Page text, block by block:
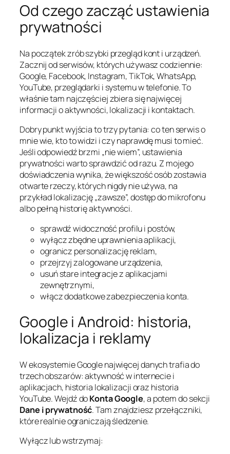
Od czego zacząć ustawienia
prywatności
Na początek zrób szybki przegląd kont i urządzeń.
Zacznij od serwisów, których używasz codziennie:
Google, Facebook, Instagram, TikTok, WhatsApp,
YouTube, przeglądarki i systemu w telefonie. To
właśnie tam najczęściej zbiera się najwięcej
informacji o aktywności, lokalizacji i kontaktach.
Dobry punkt wyjścia to trzy pytania: co ten serwis o
mnie wie, kto to widzi i czy naprawdę musi to mieć.
Jeśli odpowiedź brzmi „nie wiem”, ustawienia
prywatności warto sprawdzić od razu. Z mojego
doświadczenia wynika, że większość osób zostawia
otwarte rzeczy, których nigdy nie używa, na
przykład lokalizację „zawsze”, dostęp do mikrofonu
albo pełną historię aktywności.
sprawdź widoczność profilu i postów,
wyłącz zbędne uprawnienia aplikacji,
ogranicz personalizację reklam,
przejrzyj zalogowane urządzenia,
usuń stare integracje z aplikacjami
zewnętrznymi,
włącz dodatkowe zabezpieczenia konta.
Google i Android: historia,
lokalizacja i reklamy
W ekosystemie Google najwięcej danych trafia do
trzech obszarów: aktywność w internecie i
aplikacjach, historia lokalizacji oraz historia
YouTube. Wejdź doKonta Google, a potem do sekcji
Dane i prywatność. Tam znajdziesz przełączniki,
które realnie ograniczają śledzenie.
Wyłącz lub wstrzymaj: